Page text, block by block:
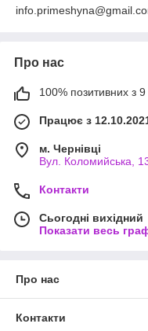
Про нас
100% позитивних з 9
Працює з
м. Чернівці
Вул. Коломийська,
Контакти
Сьогодні вихідний
Показати весь
Про нас
Контакти